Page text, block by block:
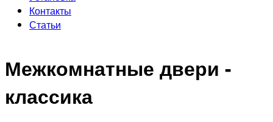
Контакты
Статьи
Межкомнатные двери -
классика